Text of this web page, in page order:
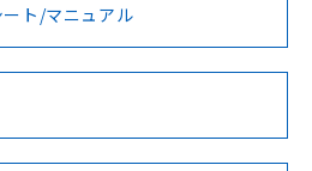
凡例
承認
ェー
BV型式承認
（フランス
KR型式
（韓国
No No
ト/マニュアル